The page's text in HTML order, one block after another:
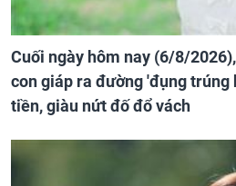
Cuối ngày hôm nay (6/8/
con giáp ra đường 'đụng trúng
tiền, giàu nứt đố đổ vách